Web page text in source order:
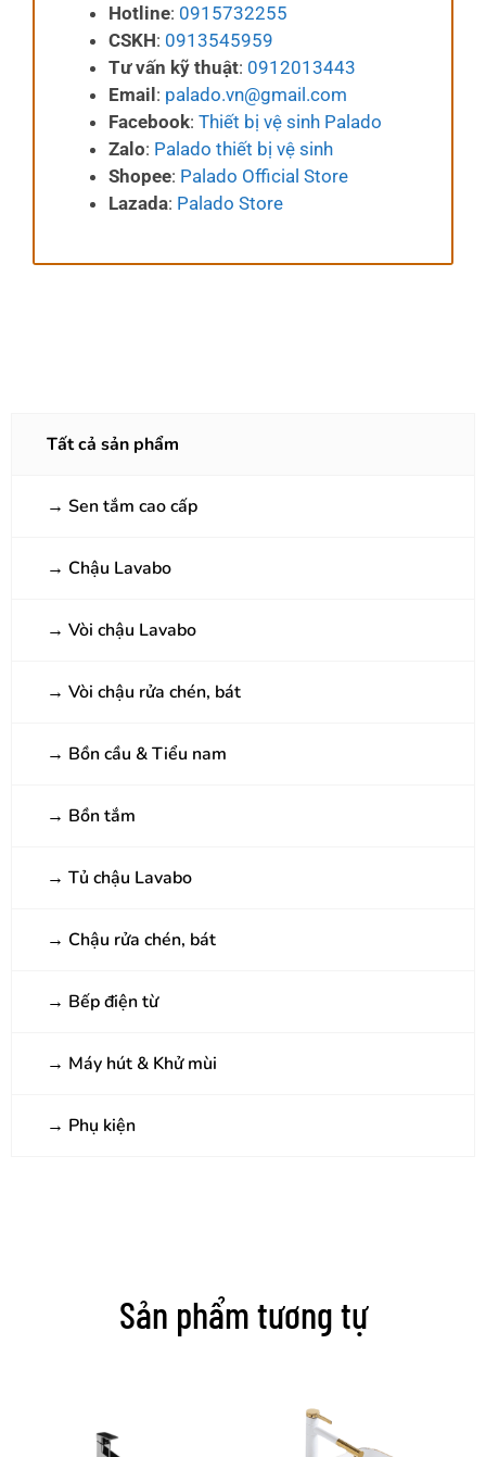
Hotline: 0915732255
CSKH: 0913545959
Tư vấn kỹ thuật: 0912013443
Email: palado.vn@gmail.com
Facebook: Thiết bị vệ sinh Palado
Zalo: Palado thiết bị vệ sinh
Shopee: Palado Official Store
Lazada: Palado Store
Tất cả sản phẩm
→ Sen tắm cao cấp
→ Chậu Lavabo
→ Vòi chậu Lavabo
→ Vòi chậu rửa chén, bát
→ Bồn cầu & Tiểu nam
→ Bồn tắm
→ Tủ chậu Lavabo
→ Chậu rửa chén, bát
→ Bếp điện từ
→ Máy hút & Khử mùi
→ Phụ kiện
Sản phẩm tương tự